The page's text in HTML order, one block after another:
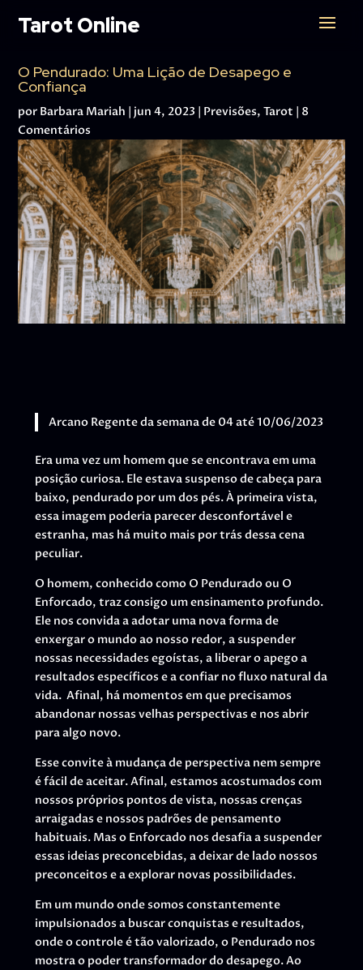
Tarot Online
O Pendurado: Uma Lição de Desapego e
Confiança
por Barbara Mariah | jun 4, 2023 | Previsões,Tarot | 8
Comentários
Arcano Regente da semana de 04 até 10/06/2023
Era uma vez um homem que se encontrava em uma
posição curiosa. Ele estava suspenso de cabeça para
baixo, pendurado por um dos pés. À primeira vista,
essa imagem poderia parecer desconfortável e
estranha, mas há muito mais por trás dessa cena
peculiar.
O homem, conhecido como O Pendurado ou O
Enforcado, traz consigo um ensinamento profundo.
Ele nos convida a adotar uma nova forma de
enxergar o mundo ao nosso redor, a suspender
nossas necessidades egoístas, a liberar o apego a
resultados específicos e a confiar no fluxo natural da
vida. Afinal, há momentos em que precisamos
abandonar nossas velhas perspectivas e nos abrir
para algo novo.
Esse convite à mudança de perspectiva nem sempre
é fácil de aceitar. Afinal, estamos acostumados com
nossos próprios pontos de vista, nossas crenças
arraigadas e nossos padrões de pensamento
habituais. Mas o Enforcado nos desafia a suspender
essas ideias preconcebidas, a deixar de lado nossos
preconceitos e a explorar novas possibilidades.
Em um mundo onde somos constantemente
impulsionados a buscar conquistas e resultados,
onde o controle é tão valorizado, o Pendurado nos
mostra o poder transformador do desapego. Ao